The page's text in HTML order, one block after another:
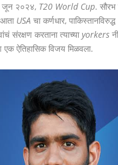
जून २०२४, T20 World Cup.
USA चा कर्णधार, पाकिस्तानविरुद्ध
संरक्षण करताना त्याच्याyorkers
ऐतिहासिक विजय मिळवला.